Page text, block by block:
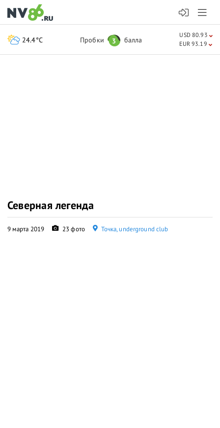
Северная легенда
9 марта 2019 23 фото Точка, underground club
24.4°C Пробки 3 балла
USD 80.93
EUR 93.19